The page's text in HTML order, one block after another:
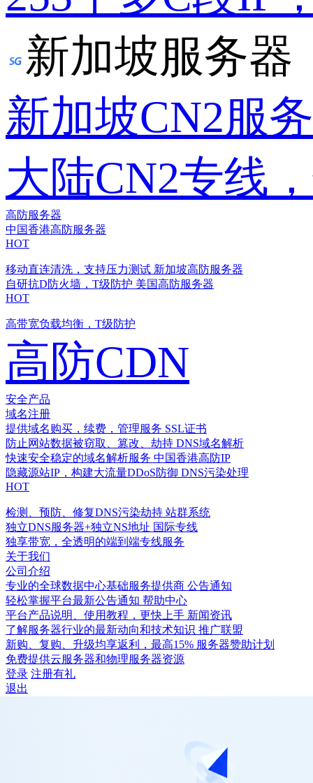
新加坡服务器
新加坡CN2服
大陆CN2专线
高防服务器
中国香港高防服务器
HOT
移动直连清洗，支持压力测试 新加坡高防服务器
自研抗D防火墙，T级防护 美国高防服务器
HOT
高带宽负载均衡，T级防护
高防CDN
安全产品
域名注册
提供域名购买，续费，管理服务 SSL证书
防止网站数据被窃取、篡改、劫持 DNS域名解析
快速安全稳定的域名解析服务 中国香港高防IP
隐藏源站IP，构建大流量DDoS防御 DNS污染处理
HOT
检测、预防、修复DNS污染劫持 站群系统
独立DNS服务器+独立NS地址 国际专线
独享带宽，全透明的端到端专线服务
关于我们
公司介绍
专业的全球数据中心基础服务提供商 公告通知
轻松掌握平台最新公告通知 帮助中心
平台产品说明、使用教程，更快上手 新闻资讯
了解服务器行业的最新动向和技术知识 推广联盟
新购、复购、升级均享返利，最高15% 服务器赞助计划
免费提供云服务器和物理服务器资源
登录 注册有礼
退出